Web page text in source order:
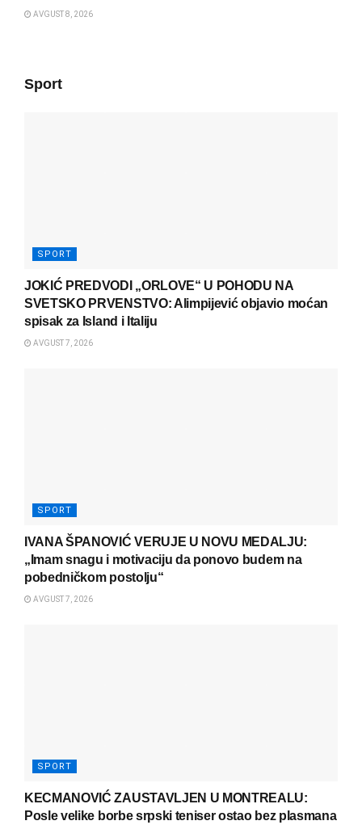
AVGUST 8, 2026
Sport
SPORT
JOKIĆ PREDVODI „ORLOVE“ U POHODU NA
SVETSKO PRVENSTVO: Alimpijević objavio moćan
spisak za Island i Italiju
AVGUST 7, 2026
SPORT
IVANA ŠPANOVIĆ VERUJE U NOVU MEDALJU:
„Imam snagu i motivaciju da ponovo budem na
pobedničkom postolju“
AVGUST 7, 2026
SPORT
KECMANOVIĆ ZAUSTAVLJEN U MONTREALU:
Posle velike borbe srpski teniser ostao bez plasmana